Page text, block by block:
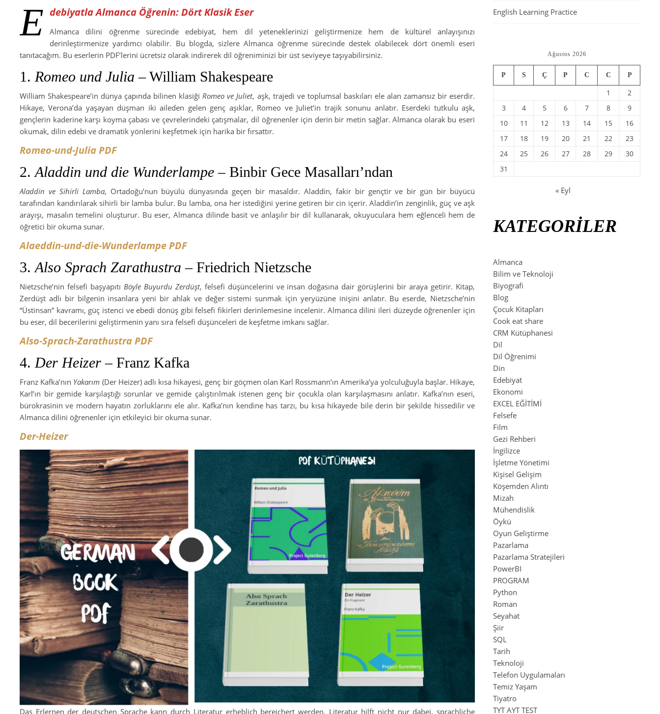
E debiyatla Almanca Öğrenin: Dört Klasik Eser
Almanca dilini öğrenme sürecinde edebiyat, hem dil yeteneklerinizi geliştirmenize hem de kültürel anlayışınızı
derinleştirmenize yardımcı olabilir. Bu blogda, sizlere Almanca öğrenme sürecinde destek olabilecek dört önemli eseri
tanıtacağım. Bu eserlerin PDF’lerini ücretsiz olarak indirerek dil öğreniminizi bir üst seviyeye taşıyabilirsiniz.
1. Romeo und Julia – William Shakespeare
William Shakespeare’in dünya çapında bilinen klasiğiRomeo ve Juliet, aşk, trajedi ve toplumsal baskıları ele alan zamansız bir eserdir.
Hikaye, Verona’da yaşayan düşman iki aileden gelen genç aşıklar, Romeo ve Juliet’in trajik sonunu anlatır. Eserdeki tutkulu aşk,
gençlerin kaderine karşı koyma çabası ve çevrelerindeki çatışmalar, dil öğrenenler için derin bir metin sağlar. Almanca olarak bu eseri
okumak, dilin edebi ve dramatik yönlerini keşfetmek için harika bir fırsattır.
Romeo-und-Julia PDF
2. Aladdin und die Wunderlampe – Binbir Gece Masalları’ndan
Aladdin ve Sihirli Lamba, Ortadoğu’nun büyülü dünyasında geçen bir masaldır. Aladdin, fakir bir gençtir ve bir gün bir büyücü
tarafından kandırılarak sihirli bir lamba bulur. Bu lamba, ona her istediğini yerine getiren bir cin içerir. Aladdin’in zenginlik, güç ve aşk
arayışı, masalın temelini oluşturur. Bu eser, Almanca dilinde basit ve anlaşılır bir dil kullanarak, okuyuculara hem eğlenceli hem de
öğretici bir okuma sunar.
Alaeddin-und-die-Wunderlampe PDF
3. Also Sprach Zarathustra – Friedrich Nietzsche
Nietzsche’nin felsefi başyapıtı Böyle Buyurdu Zerdüşt, felsefi düşüncelerini ve insan doğasına dair görüşlerini bir araya getirir. Kitap,
Zerdüşt adlı bir bilgenin insanlara yeni bir ahlak ve değer sistemi sunmak için yeryüzüne inişini anlatır. Bu eserde, Nietzsche’nin
“Üstinsan” kavramı, güç istenci ve ebedi dönüş gibi felsefi fikirleri derinlemesine incelenir. Almanca dilini ileri düzeyde öğrenenler için
bu eser, dil becerilerini geliştirmenin yanı sıra felsefi düşünceleri de keşfetme imkanı sağlar.
Also-Sprach-Zarathustra PDF
4. Der Heizer – Franz Kafka
Franz Kafka’nın Yakarım (Der Heizer) adlı kısa hikayesi, genç bir göçmen olan Karl Rossmann’ın Amerika’ya yolculuğuyla başlar. Hikaye,
Karl’ın bir gemide karşılaştığı sorunlar ve gemide çalıştırılmak istenen genç bir çocukla olan karşılaşmasını anlatır. Kafka’nın eseri,
bürokrasinin ve modern hayatın zorluklarını ele alır. Kafka’nın kendine has tarzı, bu kısa hikayede bile derin bir şekilde hissedilir ve
Almanca dilini öğrenenler için etkileyici bir okuma sunar.
Der-Heizer
Das Erlernen der deutschen Sprache kann durch Literatur erheblich bereichert werden. Literatur hilft nicht nur dabei, sprachliche
English Learning Practice
Ağustos 2026
P S Ç P C C P
1
2
3
4 5 6 7 8
9
10
11 12 13 14 15
16
17
18 19 20 21 22
23
24
25 26 27 28 29
30
31
« Eyl
KATEGORİLER
Almanca
Bilim ve Teknoloji
Biyografi
Blog
Çocuk Kitapları
Cook eat share
CRM Kütüphanesi
Dil
Dil Öğrenimi
Din
Edebiyat
Ekonomi
EXCEL EĞİTİMİ
Felsefe
Film
Gezi Rehberi
İngilizce
İşletme Yönetimi
Kişisel Gelişim
Köşemden Alıntı
Mizah
Mühendislik
Öykü
Oyun Geliştirme
Pazarlama
Pazarlama Stratejileri
PowerBI
PROGRAM
Python
Roman
Seyahat
Şiir
SQL
Tarih
Teknoloji
Telefon Uygulamaları
Temiz Yaşam
Tiyatro
TYT AYT TEST